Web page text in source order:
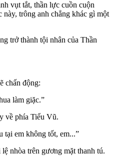
vụt tắt, thần lực cuồn cuộn
trông anh chẳng khác gì một
trở thành tội nhân của Thần
chấn động:
làm giặc.”
về phía Tiểu Vũ.
tại em không tốt, em...”
nhòa trên gương mặt thanh tú.